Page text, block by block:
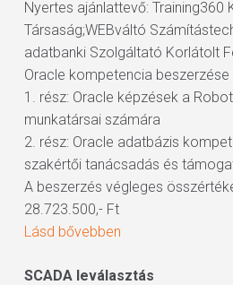
Nyertes ajánlattevő: Training360
Társaság;WEBváltó
adatbanki Szolgáltató Korlátolt
Oracle kompetencia beszerzése
1. rész: Oracle képzések a
munkatársai számára
2. rész: Oracle adatbázis
szakértői tanácsadás és
A beszerzés végleges
28.723.500,- Ft
Lásd bővebben
SCADA leválasztás